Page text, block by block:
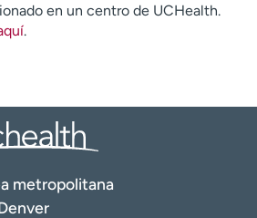
en un centro de UCHealth.
.
metropolitana